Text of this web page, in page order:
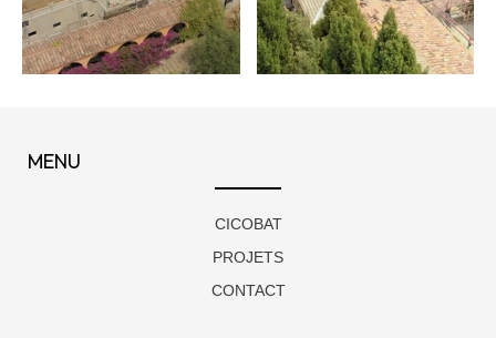
MENU
CICOBAT
PROJETS
CONTACT